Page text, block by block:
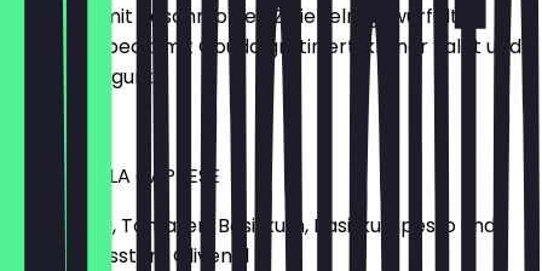
Landbrot mit geschmorten Zwiebeln, gewürfelter
Schinkenspeck, mit Gouda gratiniert, kleiner Salat und
Spreewaldgurke
MOZZARELLA CAPRESE
Mozzarella, Tomaten, Basilikum, Basilikumpesto und
kalt gepresstem Olivenöl